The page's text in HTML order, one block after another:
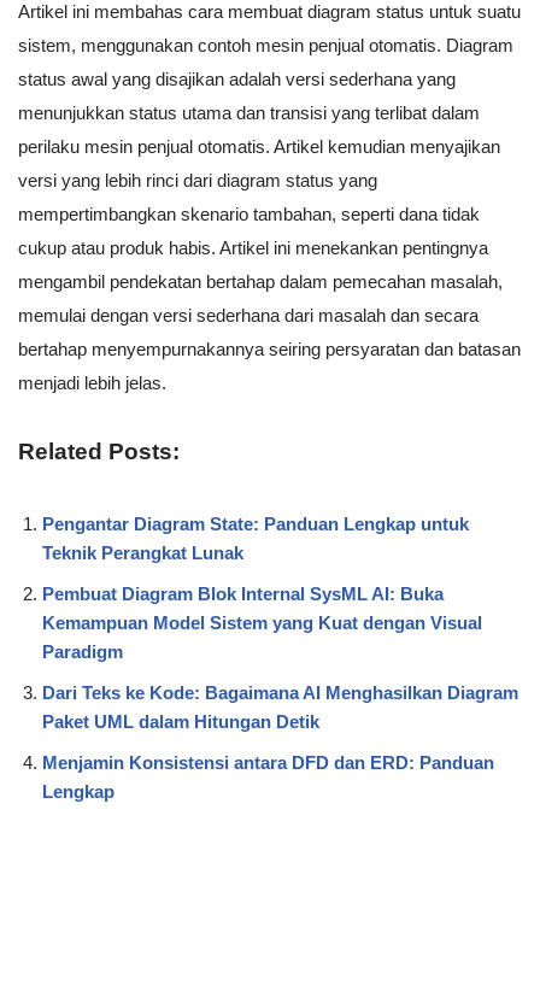
Artikel ini membahas cara membuat diagram status untuk suatu
sistem, menggunakan contoh mesin penjual otomatis. Diagram
status awal yang disajikan adalah versi sederhana yang
menunjukkan status utama dan transisi yang terlibat dalam
perilaku mesin penjual otomatis. Artikel kemudian menyajikan
versi yang lebih rinci dari diagram status yang
mempertimbangkan skenario tambahan, seperti dana tidak
cukup atau produk habis. Artikel ini menekankan pentingnya
mengambil pendekatan bertahap dalam pemecahan masalah,
memulai dengan versi sederhana dari masalah dan secara
bertahap menyempurnakannya seiring persyaratan dan batasan
menjadi lebih jelas.
Related Posts:
Pengantar Diagram State: Panduan Lengkap untuk
Teknik Perangkat Lunak
Pembuat Diagram Blok Internal SysML AI: Buka
Kemampuan Model Sistem yang Kuat dengan Visual
Paradigm
Dari Teks ke Kode: Bagaimana AI Menghasilkan Diagram
Paket UML dalam Hitungan Detik
Menjamin Konsistensi antara DFD dan ERD: Panduan
Lengkap